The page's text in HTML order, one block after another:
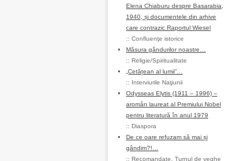
Elena Chiaburu despre Basarabia,
1940, și documentele din arhive
care contrazic Raportul Wiesel
:: Confluenţe istorice
Măsura gândurilor noastre…
:: Religie/Spiritualitate
„Cetățean al lumii”…
:: Interviurile Naţiunii
Odysseas Elytis (1911 – 1996) –
aromân laureat al Premiului Nobel
pentru literatură în anul 1979
:: Diaspora
De ce oare refuzam să mai și
gândim?!…
:: Recomandate Turnul de veghe